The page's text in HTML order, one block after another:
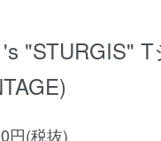
's "STURGIS"
円(税抜)